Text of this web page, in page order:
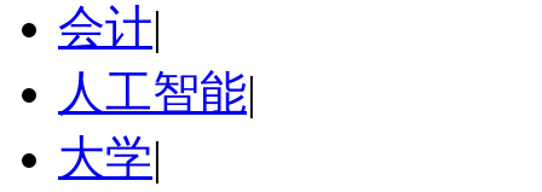
会计|
人工智能|
大学|